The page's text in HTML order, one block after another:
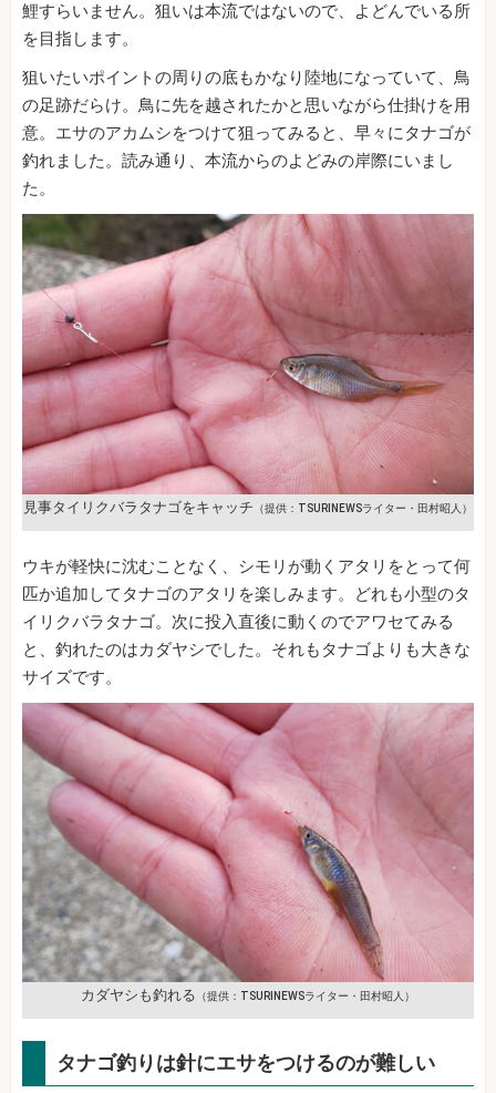
鯉すらいません。狙いは本流ではないので、よどんでいる所
を目指します。
狙いたいポイントの周りの底もかなり陸地になっていて、鳥
の足跡だらけ。鳥に先を越されたかと思いながら仕掛けを用
意。エサのアカムシをつけて狙ってみると、早々にタナゴが
釣れました。読み通り、本流からのよどみの岸際にいまし
た。
見事タイリクバラタナゴをキャッチ （提供：TSURINEWSライター・田村昭人）
ウキが軽快に沈むことなく、シモリが動くアタリをとって何
匹か追加してタナゴのアタリを楽しみます。どれも小型のタ
イリクバラタナゴ。次に投入直後に動くのでアワセてみる
と、釣れたのはカダヤシでした。それもタナゴよりも大きな
サイズです。
カダヤシも釣れる （提供：TSURINEWSライター・田村昭人）
タナゴ釣りは針にエサをつけるのが難しい